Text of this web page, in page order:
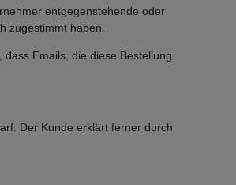
entgegenstehende oder
zugestimmt haben.
Emails, die diese Bestellung
Der Kunde erklärt ferner durch